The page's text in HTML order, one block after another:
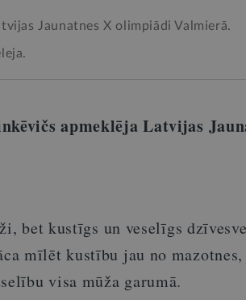
Jaunatnes X olimpiādi Valmierā.
apmeklēja Latvijas
bet kustīgs un veselīgs
mīlēt kustību jau no mazotnes,
visa mūža garumā.